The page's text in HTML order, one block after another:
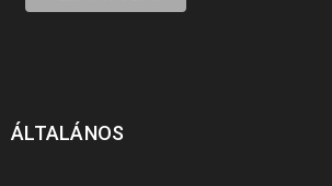
ÁLTALÁNOS